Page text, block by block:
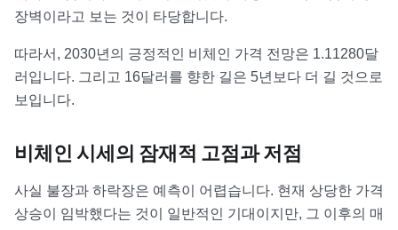
장벽이라고 보는 것이 타당합니다.
따라서, 2030년의 긍정적인 비체인 가격 전망은 1.11280달
러입니다. 그리고 16달러를 향한 길은 5년보다 더 길 것으로
보입니다.
비체인 시세의 잠재적 고점과 저점
사실 불장과 하락장은 예측이 어렵습니다. 현재 상당한 가격
상승이 임박했다는 것이 일반적인 기대이지만, 그 이후의 매